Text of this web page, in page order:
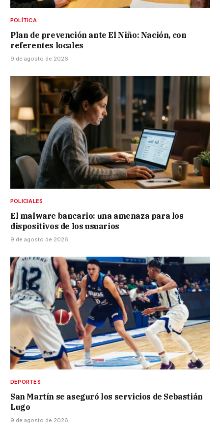
POLÍTICA
Plan de prevención ante El Niño: Nación, con
referentes locales
9 de agosto de 2026
POLICIALES
El malware bancario: una amenaza para los
dispositivos de los usuarios
9 de agosto de 2026
DEPORTES
San Martín se aseguró los servicios de Sebastián
Lugo
9 de agosto de 2026